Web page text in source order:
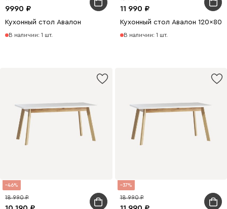
9990
Кухонный стол Авалон
В наличии: 1 шт.
11 990
Кухонный стол Авалон
В наличии: 1 шт.
46
18 990
37
18 990